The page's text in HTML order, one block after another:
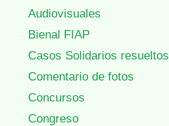
Audiovisuales
Bienal FIAP
Casos Solidarios resueltos
Comentario de fotos
Concursos
Congreso